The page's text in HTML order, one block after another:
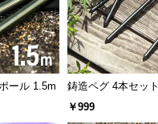
量設計
ール 1.5m
鋳造ペグ 4本セット
￥999